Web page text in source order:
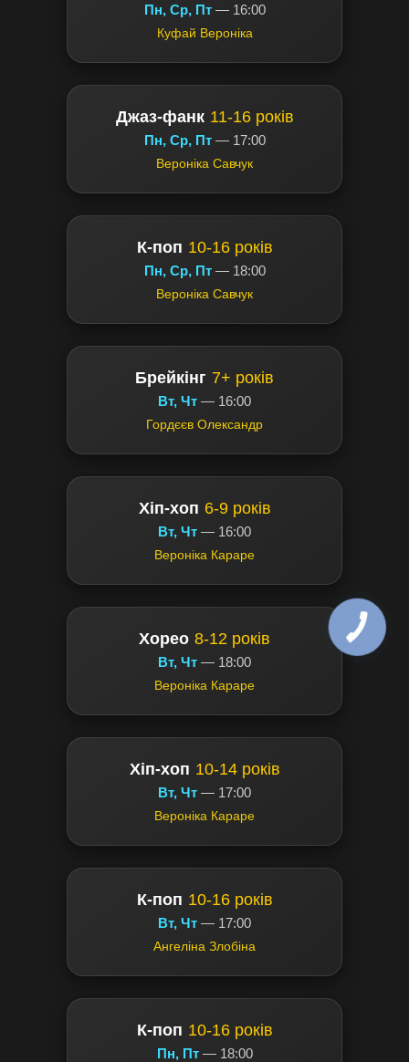
Пн, Ср, Пт— 16:00
Куфай Вероніка
Джаз-фанк 11-16 років
Пн, Ср, Пт— 17:00
Вероніка Савчук
К-поп 10-16 років
Пн, Ср, Пт— 18:00
Вероніка Савчук
Брейкінг 7+ років
Вт, Чт — 16:00
Гордєєв Олександр
Хіп-хоп 6-9 років
Вт, Чт — 16:00
Вероніка Караре
Хорео 8-12 років
Вт, Чт — 18:00
Вероніка Караре
Хіп-хоп 10-14 років
Вт, Чт — 17:00
Вероніка Караре
К-поп 10-16 років
Вт, Чт — 17:00
Ангеліна Злобіна
К-поп 10-16 років
Пн, Пт— 18:00